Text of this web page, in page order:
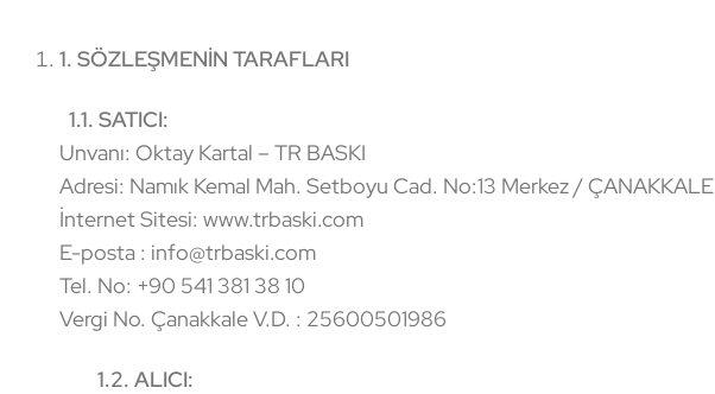
1. SÖZLEŞMENİN TARAFLARI
1.1. SATICI:
Unvanı: Oktay Kartal – TR BASKI
Adresi: Namık Kemal Mah. Setboyu Cad. No:13 Merkez / ÇANAKKALE
İnternet Sitesi: www.trbaski.com
E-posta : info@trbaski.com
Tel. No: +90 541 381 38 10
Vergi No. Çanakkale V.D. : 25600501986
1.2. ALICI: